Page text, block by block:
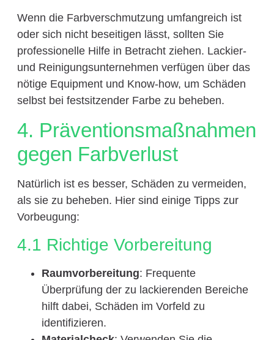
Wenn die Farbverschmutzung umfangreich ist
oder sich nicht beseitigen lässt, sollten Sie
professionelle Hilfe in Betracht ziehen. Lackier-
und Reinigungsunternehmen verfügen über das
nötige Equipment und Know-how, um Schäden
selbst bei festsitzender Farbe zu beheben.
4. Präventionsmaßnahmen
gegen Farbverlust
Natürlich ist es besser, Schäden zu vermeiden,
als sie zu beheben. Hier sind einige Tipps zur
Vorbeugung:
4.1 Richtige Vorbereitung
Raumvorbereitung: Frequente
Überprüfung der zu lackierenden Bereiche
hilft dabei, Schäden im Vorfeld zu
identifizieren.